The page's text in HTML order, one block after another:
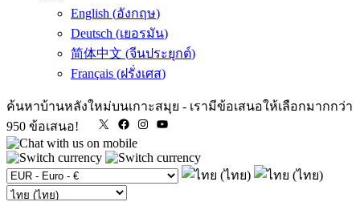
English (อังกฤษ)
Deutsch (เยอรมัน)
简体中文 (จีนประยุกต์)
Français (ฝรั่งเศส)
ค้นหาบ้านหลังใหม่บนเกาะสมุย - เรามีข้อเสนอให้เลือกมากกว่า
950 ข้อเสนอ!
X FacebookInstagram